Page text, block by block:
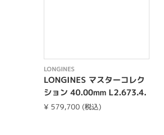
LONGINES
LONGINES マスターコレク
ション 40.00mm L2.673.4.
78.3
¥ 579,700 (税込)